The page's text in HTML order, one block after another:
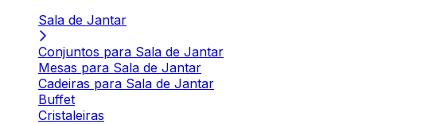
Sala de Jantar
Conjuntos para Sala de Jantar
Mesas para Sala de Jantar
Cadeiras para Sala de Jantar
Buffet
Cristaleiras